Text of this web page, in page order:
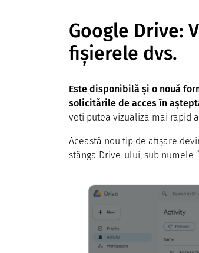
Google Drive:
fișierele dvs.
Este disponibilă și o nouă
solicitările de acces în
veți putea vizualiza mai rapid
Această nou tip de afișare
stânga Drive-ului, sub numele